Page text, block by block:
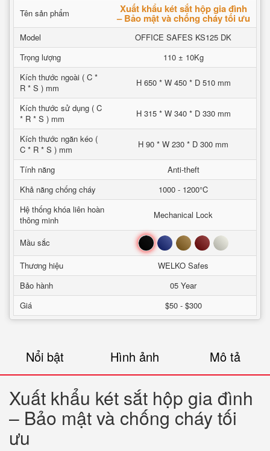
Tên sản phẩm Xuất khẩu két sắt hộp gia đình
– Bảo mật và chống cháy tối ưu
Model
OFFICE SAFES KS125 DK
Trọng lượng
110 ± 10Kg
Kích thước ngoài ( C *
R * S ) mm
H 650 * W 450 * D 510 mm
Kích thước sử dụng ( C
* R * S ) mm
H 315 * W 340 * D 330 mm
Kích thước ngăn kéo (
C * R * S ) mm
H 90 * W 230 * D 300 mm
Tính năng
Anti-theft
Khả năng chống cháy
1000 - 1200°C
Hệ thống khóa liên hoàn
thông minh
Mechanical Lock
Mầu sắc Đen Xanh Nâu Đỏ Trắng
Thương hiệu
WELKO Safes
Bảo hành
05 Year
Giá
$50 - $300
Nổi bật Hình ảnh Mô tả
Xuất khẩu két sắt hộp gia đình
– Bảo mật và chống cháy tối
ưu